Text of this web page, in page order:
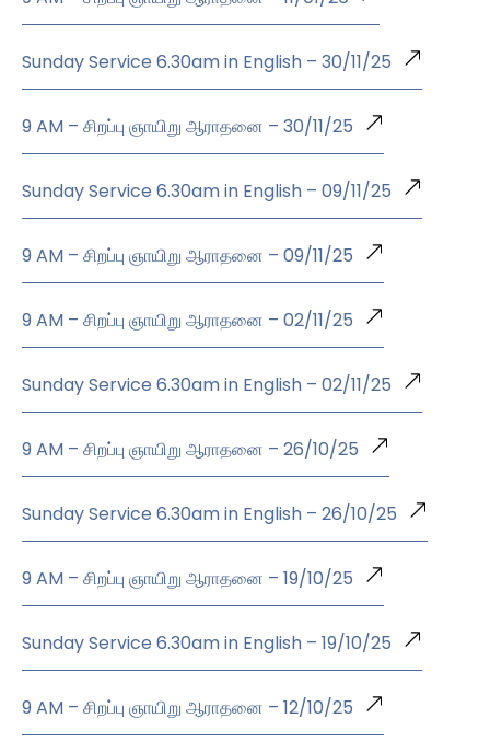
Sunday Service 6.30am in English – 30/11/25
9 AM – சிறப்பு ஞாயிறு ஆராதனை – 30/11/25
Sunday Service 6.30am in English – 09/11/25
9 AM – சிறப்பு ஞாயிறு ஆராதனை – 09/11/25
9 AM – சிறப்பு ஞாயிறு ஆராதனை – 02/11/25
Sunday Service 6.30am in English – 02/11/25
9 AM – சிறப்பு ஞாயிறு ஆராதனை – 26/10/25
Sunday Service 6.30am in English – 26/10/25
9 AM – சிறப்பு ஞாயிறு ஆராதனை – 19/10/25
Sunday Service 6.30am in English – 19/10/25
9 AM – சிறப்பு ஞாயிறு ஆராதனை – 12/10/25